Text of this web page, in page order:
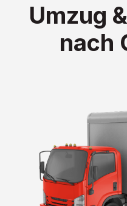
Umzug
nach